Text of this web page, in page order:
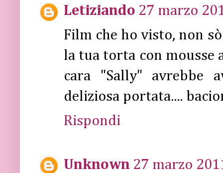
Letiziando 27 marzo
Film che ho visto, non
la tua torta con mousse
cara "Sally" avrebbe
deliziosa portata....
Rispondi
Unknown 27 marzo